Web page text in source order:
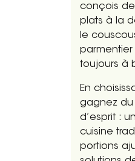
conçois
plats à la
le
toujours à
En
gagnez du
d’esprit :
cuisine
portions